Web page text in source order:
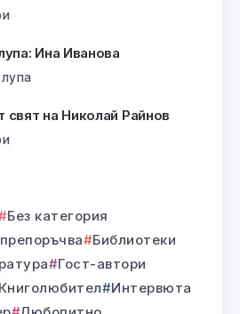
Ина Иванова
свят на Николай Райнов
Без категория
Библиотеки
Гост-автори
Интервюта